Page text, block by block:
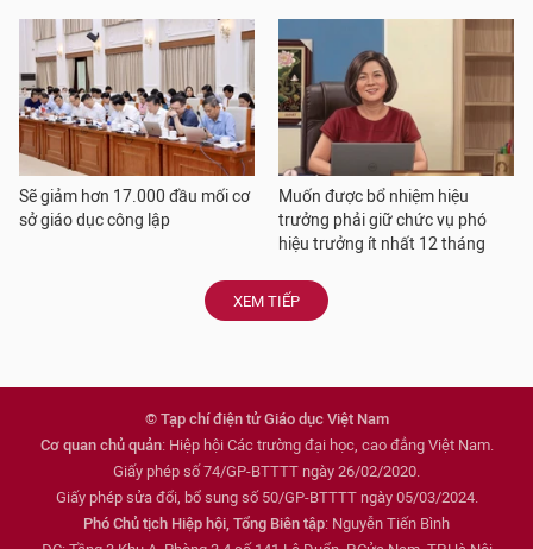
Sẽ giảm hơn 17.000 đầu mối cơ
sở giáo dục công lập
Muốn được bổ nhiệm hiệu
trưởng phải giữ chức vụ phó
hiệu trưởng ít nhất 12 tháng
XEM TIẾP
© Tạp chí điện tử Giáo dục Việt Nam
Cơ quan chủ quản: Hiệp hội Các trường đại học, cao đẳng Việt Nam.
Giấy phép số 74/GP-BTTTT ngày 26/02/2020.
Giấy phép sửa đổi, bổ sung số 50/GP-BTTTT ngày 05/03/2024.
Phó Chủ tịch Hiệp hội, Tổng Biên tập: Nguyễn Tiến Bình